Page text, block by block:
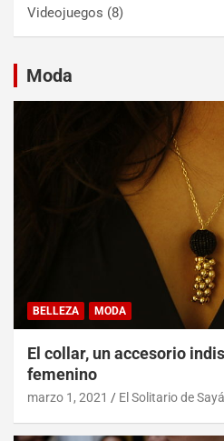
Videojuegos (8)
Moda
BELLEZA MODA
El collar, un accesorio
femenino
marzo 1, 2021 El Solitario de